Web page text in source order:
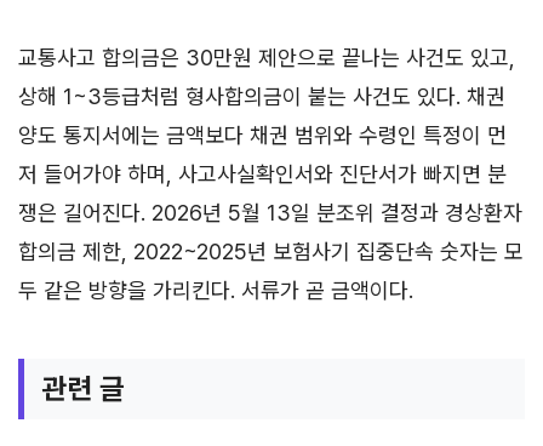
교통사고 합의금은 30만원 제안으로 끝나는 사건도 있고,
상해 1~3등급처럼 형사합의금이 붙는 사건도 있다. 채권
양도 통지서에는 금액보다 채권 범위와 수령인 특정이 먼
저 들어가야 하며, 사고사실확인서와 진단서가 빠지면 분
쟁은 길어진다. 2026년 5월 13일 분조위 결정과 경상환자
합의금 제한, 2022~2025년 보험사기 집중단속 숫자는 모
두 같은 방향을 가리킨다. 서류가 곧 금액이다.
관련 글